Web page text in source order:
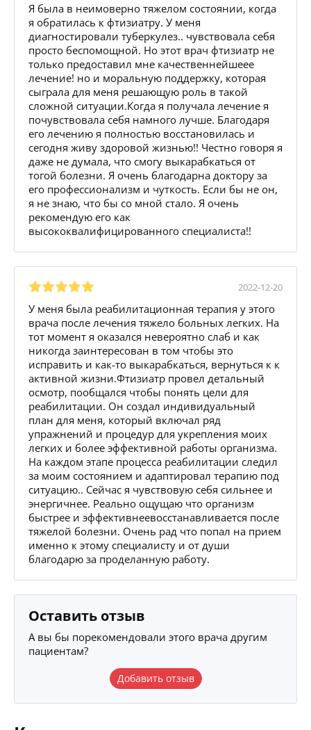
Я была в неимоверно тяжелом состоянии, когда
я обратилась к фтизиатру. У меня
диагностировали туберкулез.. чувствовала себя
просто беспомощной. Но этот врач фтизиатр не
только предоставил мне качественнейшеее
лечение! но и моральную поддержку, которая
сыграла для меня решающую роль в такой
сложной ситуации.Когда я получала лечение я
почувствовала себя намного лучше. Благодаря
его лечению я полностью восстановилась и
сегодня живу здоровой жизнью!! Честно говоря я
даже не думала, что смогу выкарабкаться от
тогой болезни. Я очень благодарна доктору за
его профессионализм и чуткость. Если бы не он,
я не знаю, что бы со мной стало. Я очень
рекомендую его как
высококвалифицированного специалиста!!
2022-12-20
У меня была реабилитационная терапия у этого
врача после лечения тяжело больных легких. На
тот момент я оказался невероятно слаб и как
никогда заинтересован в том чтобы это
исправить и как-то выкарабкаться, вернуться к к
активной жизни.Фтизиатр провел детальный
осмотр, пообщался чтобы понять цели для
реабилитации. Он создал индивидуальный
план для меня, который включал ряд
упражнений и процедур для укрепления моих
легких и более эффективной работы организма.
На каждом этапе процесса реабилитации следил
за моим состоянием и адаптировал терапию под
ситуацию.. Сейчас я чувствовую себя сильнее и
энергичнее. Реально ощущаю что организм
быстрее и эффективнеевосстанавливается после
тяжелой болезни. Очень рад что попал на прием
именно к этому специалисту и от души
благодарю за проделанную работу.
Оставить отзыв
А вы бы порекомендовали этого врача другим
пациентам?
Добавить отзыв